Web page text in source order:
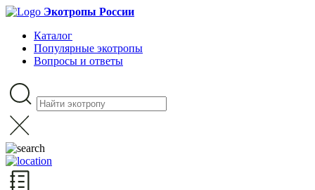
Экотропы России
Каталог
Популярные экотропы
Вопросы и ответы